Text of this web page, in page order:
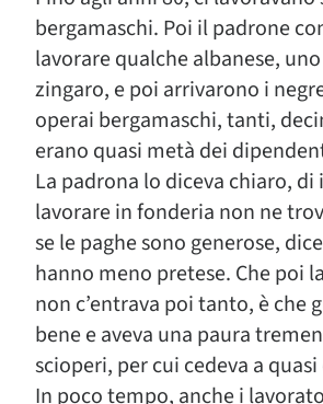
bergamaschi. Poi il padrone
lavorare qualche albanese,
zingaro, e poi arrivarono i
operai bergamaschi, tanti,
erano quasi metà dei
La padrona lo diceva chiaro, di
lavorare in fonderia non ne
se le paghe sono generose,
hanno meno pretese. Che poi
non c’entrava poi tanto, è che
bene e aveva una paura
scioperi, per cui cedeva a
In poco tempo, anche i